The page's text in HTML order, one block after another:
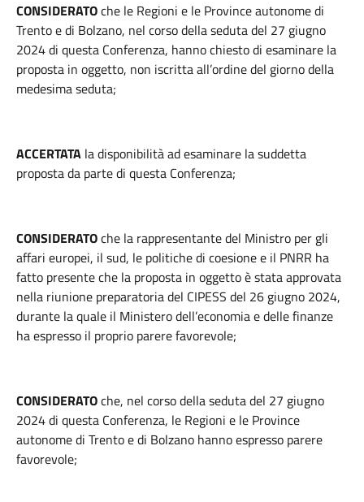
CONSIDERATOche le Regioni e le Province autonome di
Trento e di Bolzano, nel corso della seduta del 27 giugno
2024 di questa Conferenza, hanno chiesto di esaminare la
proposta in oggetto, non iscritta all’ordine del giorno della
medesima seduta;
ACCERTATA la disponibilità ad esaminare la suddetta
proposta da parte di questa Conferenza;
CONSIDERATOche la rappresentante del Ministro per gli
affari europei, il sud, le politiche di coesione e il PNRR ha
fatto presente che la proposta in oggetto è stata approvata
nella riunione preparatoria del CIPESS del 26 giugno 2024,
durante la quale il Ministero dell’economia e delle finanze
ha espresso il proprio parere favorevole;
CONSIDERATOche, nel corso della seduta del 27 giugno
2024 di questa Conferenza, le Regioni e le Province
autonome di Trento e di Bolzano hanno espresso parere
favorevole;